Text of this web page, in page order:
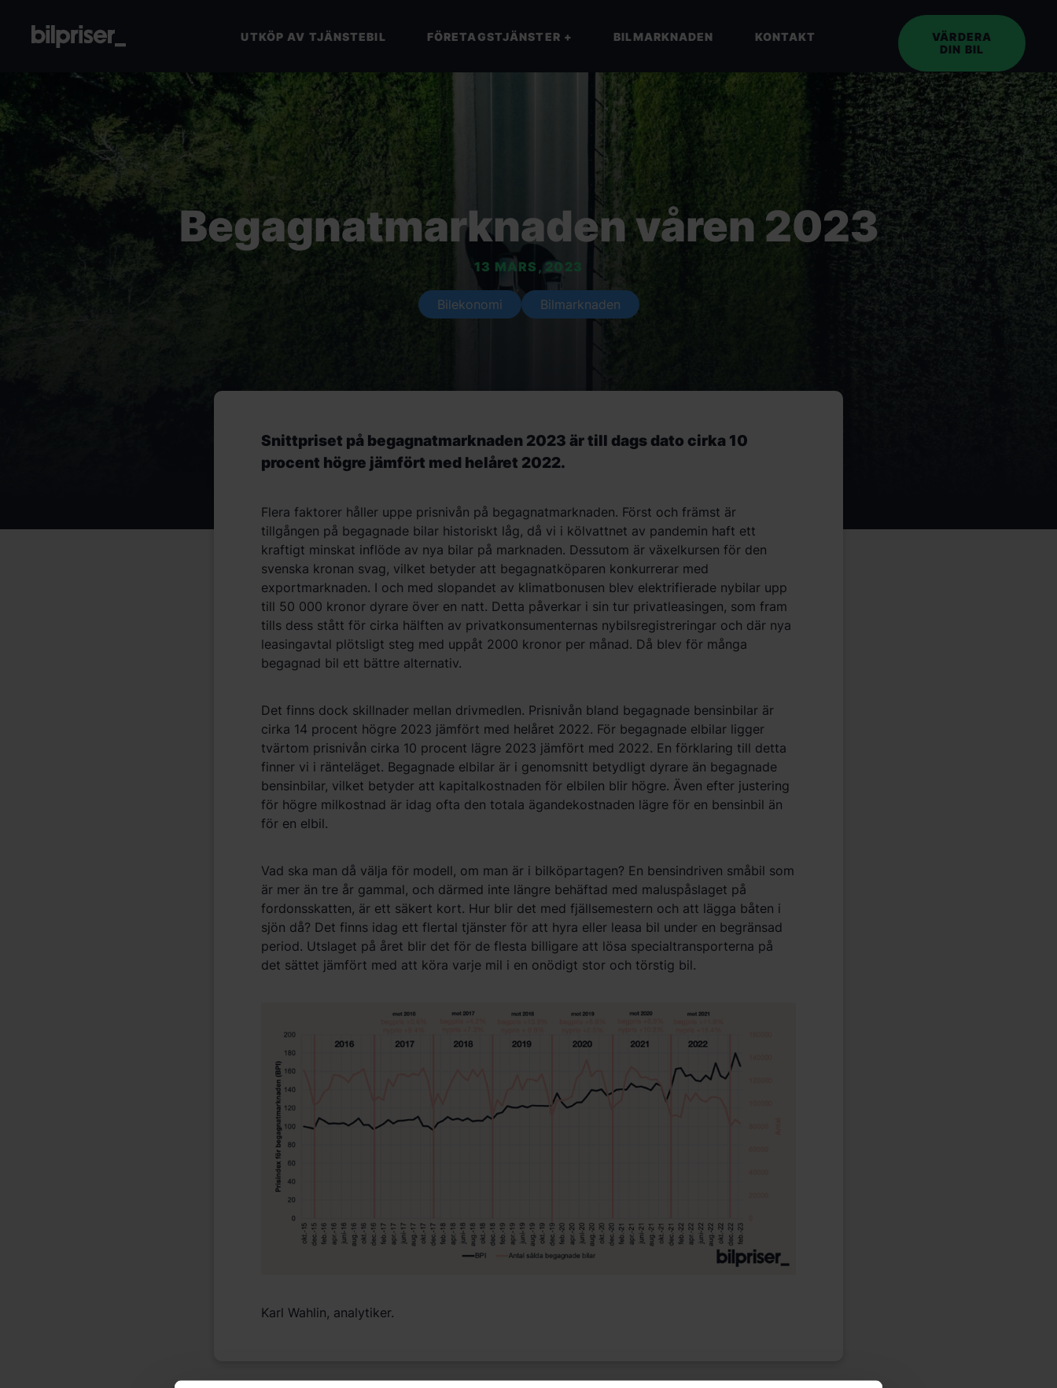
UTKÖP AV TJÄNSTEBIL FÖRETAGSTJÄNSTER + BILMARKNADEN KONTAKT
VÄRDERA
DIN BIL
Utköp av tjänstebil
Företagstjänster
+
Bilmarknaden
Kontakt
Begagnatmarknaden våren 2023
13 MARS, 2023
Bilekonomi Bilmarknaden
Snittpriset på begagnatmarknaden 2023 är till dags dato cirka 10
procent högre jämfört med helåret 2022.
Flera faktorer håller uppe prisnivån på begagnatmarknaden. Först och främst är
tillgången på begagnade bilar historiskt låg, då vi i kölvattnet av pandemin haft ett
kraftigt minskat inflöde av nya bilar på marknaden. Dessutom är växelkursen för den
svenska kronan svag, vilket betyder att begagnatköparen konkurrerar med
exportmarknaden. I och med slopandet av klimatbonusen blev elektrifierade nybilar upp
till 50 000 kronor dyrare över en natt. Detta påverkar i sin tur privatleasingen, som fram
tills dess stått för cirka hälften av privatkonsumenternas nybilsregistreringar och där nya
leasingavtal plötsligt steg med uppåt 2000 kronor per månad. Då blev för många
begagnad bil ett bättre alternativ.
Det finns dock skillnader mellan drivmedlen. Prisnivån bland begagnade bensinbilar är
cirka 14 procent högre 2023 jämfört med helåret 2022. För begagnade elbilar ligger
tvärtom prisnivån cirka 10 procent lägre 2023 jämfört med 2022. En förklaring till detta
finner vi i ränteläget. Begagnade elbilar är i genomsnitt betydligt dyrare än begagnade
bensinbilar, vilket betyder att kapitalkostnaden för elbilen blir högre. Även efter justering
för högre milkostnad är idag ofta den totala ägandekostnaden lägre för en bensinbil än
för en elbil.
Vad ska man då välja för modell, om man är i bilköpartagen? En bensindriven småbil som
är mer än tre år gammal, och därmed inte längre behäftad med maluspåslaget på
fordonsskatten, är ett säkert kort. Hur blir det med fjällsemestern och att lägga båten i
sjön då? Det finns idag ett flertal tjänster för att hyra eller leasa bil under en begränsad
period. Utslaget på året blir det för de flesta billigare att lösa specialtransporterna på
det sättet jämfört med att köra varje mil i en onödigt stor och törstig bil.
Karl Wahlin, analytiker.